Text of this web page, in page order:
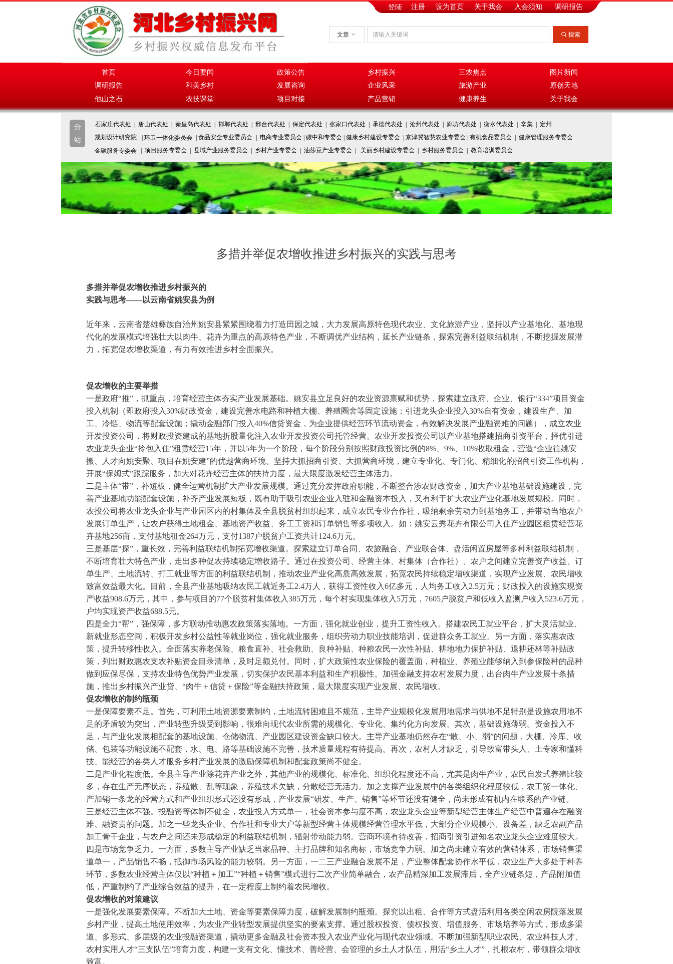
登陆 注册 设为首页 关于我会 入会须知 调研报告
끠 搜索
文章 ꀁ
首页 今日要闻 政策公告 乡村振兴 三农焦点
图片新闻
调研报告
和美乡村 发展咨询 企业风采 旅游产业
原创天地
他山之石
农技课堂 项目对接 产品营销 健康养生 关于我会
分
站
石家庄代表处 | 唐山代表处 | 秦皇岛代表处 | 邯郸代表处 | 邢台代表处 | 保定代表处 | 张家口代表处 | 承德代表处 | 沧州代表处 | 廊坊代表处 | 衡水代表处 | 辛集 | 定州
| 食品安全专业委员会
| 环卫一体化委员会
| 电商专业委员会 | 碳中和专委会 | 健康乡村建设专委会 | 京津冀智慧农业专委会 | 有机食品委员会 | 健康管理服务专委会
| 项目服务专委会 | 县域产业服务委员会 | 乡村产业专委会 | 油莎豆产业专委会 | 美丽乡村建设专委会 | 乡村服务委员会 | 教育培训委员会
规划设计研究院
金融服务专委会
多措并举促农增收推进乡村振兴的实践与思考
多措并举促农增收推进乡村振兴的
实践与思考——以云南省姚安县为例
近年来，云南省楚雄彝族自治州姚安县紧紧围绕着力打造田园之城，大力发展高原特色现代农业、文化旅游产业，坚持以产业基地化、基地现
代化的发展模式培强壮大以肉牛、花卉为重点的高原特色产业，不断调优产业结构，延长产业链条，探索完善利益联结机制，不断挖掘发展潜
力，拓宽促农增收渠道，有力有效推进乡村全面振兴。
促农增收的主要举措
一是政府“推”，抓重点，培育经营主体夯实产业发展基础。姚安县立足良好的农业资源禀赋和优势，探索建立政府、企业、银行“334”项目资金
投入机制（即政府投入30%财政资金，建设完善水电路和种植大棚、养殖圈舍等固定设施；引进龙头企业投入30%自有资金，建设生产、加
工、冷链、物流等配套设施；撬动金融部门投入40%信贷资金，为企业提供经营环节流动资金，有效解决发展产业融资难的问题），成立农业
开发投资公司，将财政投资建成的基地折股量化注入农业开发投资公司托管经营。农业开发投资公司以产业基地搭建招商引资平台，择优引进
农业龙头企业“拎包入住”租赁经营15年，并以5年为一个阶段，每个阶段分别按照财政投资比例的8%、9%、10%收取租金，营造“企业往姚安
搬、人才向姚安聚、项目在姚安建”的优越营商环境。坚持大抓招商引资、大抓营商环境，建立专业化、专门化、精细化的招商引资工作机构，
开展“保姆式”跟踪服务，加大对花卉经营主体的扶持力度，最大限度激发经营主体活力。
二是主体“带”，补短板，健全运营机制扩大产业发展规模。通过充分发挥政府职能，不断整合涉农财政资金，加大产业基地基础设施建设，完
善产业基地功能配套设施，补齐产业发展短板，既有助于吸引农业企业入驻和金融资本投入，又有利于扩大农业产业化基地发展规模。同时，
农投公司将农业龙头企业与产业园区内的村集体及全县脱贫村组织起来，成立农民专业合作社，吸纳剩余劳动力到基地务工，并带动当地农户
发展订单生产，让农户获得土地租金、基地资产收益、务工工资和订单销售等多项收入。如：姚安云秀花卉有限公司入住产业园区租赁经营花
卉基地256亩，支付基地租金264万元，支付1387户脱贫户工资共计124.6万元。
三是基层“探”，重长效，完善利益联结机制拓宽增收渠道。探索建立订单合同、农旅融合、产业联合体、盘活闲置房屋等多种利益联结机制，
不断培育壮大特色产业，走出多种促农持续稳定增收路子。通过在投资公司、经营主体、村集体（合作社）、农户之间建立完善资产收益、订
单生产、土地流转、打工就业等方面的利益联结机制，推动农业产业化高质高效发展，拓宽农民持续稳定增收渠道，实现产业发展、农民增收
致富效益最大化。目前，全县产业基地吸纳农民工就近务工2.4万人，获得工资性收入6亿多元，人均务工收入2.5万元；财政投入的设施实现资
产收益908.6万元，其中，参与项目的77个脱贫村集体收入385万元，每个村实现集体收入5万元，7605户脱贫户和低收入监测户收入523.6万元，
户均实现资产收益688.5元。
四是全力“帮”，强保障，多方联动推动惠农政策落实落地。一方面，强化就业创业，提升工资性收入。搭建农民工就业平台，扩大灵活就业、
新就业形态空间，积极开发乡村公益性等就业岗位，强化就业服务，组织劳动力职业技能培训，促进群众务工就业。另一方面，落实惠农政
策，提升转移性收入。全面落实养老保险、粮食直补、社会救助、良种补贴、种粮农民一次性补贴、耕地地力保护补贴、退耕还林等补贴政
策，列出财政惠农支农补贴资金目录清单，及时足额兑付。同时，扩大政策性农业保险的覆盖面，种植业、养殖业能够纳入到参保险种的品种
做到应保尽保，支持农业特色优势产业发展，切实保护农民基本利益和生产积极性。加强金融支持农村发展力度，出台肉牛产业发展十条措
施，推出乡村振兴产业贷、“肉牛＋信贷＋保险”等金融扶持政策，最大限度实现产业发展、农民增收。
促农增收的制约瓶颈
一是保障要素不足。首先，可利用土地资源要素制约，土地流转困难且不规范，主导产业规模化发展用地需求与供地不足特别是设施农用地不
足的矛盾较为突出，产业转型升级受到影响，很难向现代农业所需的规模化、专业化、集约化方向发展。其次，基础设施薄弱。资金投入不
足，与产业化发展相配套的基地设施、仓储物流、产业园区建设资金缺口较大。主导产业基地仍然存在“散、小、弱”的问题，大棚、冷库、收
储、包装等功能设施不配套，水、电、路等基础设施不完善，技术质量规程有待提高。再次，农村人才缺乏，引导致富带头人、土专家和懂科
技、能经营的各类人才服务乡村产业发展的激励保障机制和配套政策尚不健全。
二是产业化程度低。全县主导产业除花卉产业之外，其他产业的规模化、标准化、组织化程度还不高，尤其是肉牛产业，农民自发式养殖比较
多，存在生产无序状态，养殖散、乱等现象，养殖技术欠缺，分散经营无活力。加之支撑产业发展中的各类组织化程度较低，农工贸一体化、
产加销一条龙的经营方式和产业组织形式还没有形成，产业发展“研发、生产、销售”等环节还没有健全，尚未形成有机内在联系的产业链。
三是经营主体不强。投融资等体制不健全，农业投入方式单一，社会资本参与度不高，农业龙头企业等新型经营主体生产经营中普遍存在融资
难、融资贵的问题。加之一些龙头企业、合作社和专业大户等新型经营主体规模经营管理水平低，大部分企业规模小、设备差，缺乏农副产品
加工骨干企业，与农户之间还未形成稳定的利益联结机制，辐射带动能力弱。营商环境有待改善，招商引资引进知名农业龙头企业难度较大。
四是市场竞争乏力。一方面，多数主导产业缺乏当家品种、主打品牌和知名商标，市场竞争力弱。加之尚未建立有效的营销体系，市场销售渠
道单一，产品销售不畅，抵御市场风险的能力较弱。另一方面，一二三产业融合发展不足，产业整体配套协作水平低，农业生产大多处于种养
环节，多数农业经营主体仅以“种植＋加工”“种植＋销售”模式进行二次产业简单融合，农产品精深加工发展滞后，全产业链条短，产品附加值
低，严重制约了产业综合效益的提升，在一定程度上制约着农民增收。
促农增收的对策建议
一是强化发展要素保障。不断加大土地、资金等要素保障力度，破解发展制约瓶颈。探究以出租、合作等方式盘活利用各类空闲农房院落发展
乡村产业，提高土地使用效率，为农业产业转型发展提供坚实的要素支撑。通过股权投资、债权投资、增值服务、市场培养等方式，形成多渠
道、多形式、多层级的农业投融资渠道，撬动更多金融及社会资本投入农业产业化与现代农业领域。不断加强新型职业农民、农业科技人才、
农村实用人才“三支队伍”培育力度，构建一支有文化、懂技术、善经营、会管理的乡土人才队伍，用活“乡土人才”，扎根农村，带领群众增收
致富。